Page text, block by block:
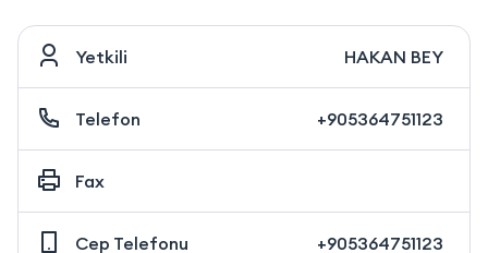
Yetkili HAKAN BEY
Telefon +905364751123
Fax
Cep Telefonu +905364751123